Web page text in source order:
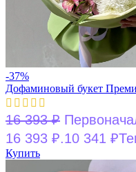
-37%
Дофаминовый букет
16 393₽
16 393 ₽.10 341 ₽
Купить